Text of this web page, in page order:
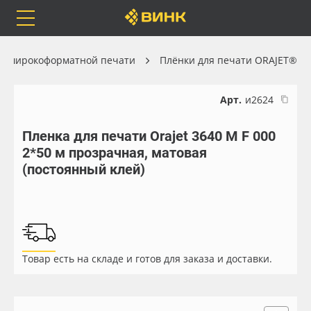
Каталог
Orafol
Доставка
Весь каталог
Рулонные материалы
Листовые материалы
широкоформатной печати Плёнки для печати ORAJET®
Арт. и2624
Пленка для печати Orajet 3640 M F 000
2*50 м прозрачная, матовая
(постоянный клей)
Товар есть на складе и готов для заказа и доставки.